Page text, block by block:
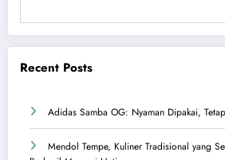
Recent Posts
Adidas Samba OG: Nyaman Dipakai,
Mendol Tempe, Kuliner Tradisional yang